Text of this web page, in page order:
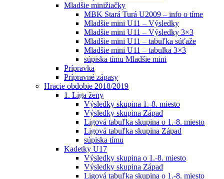
Mladšie minižiačky
MBK Stará Turá U2009 – info o tíme
Mladšie mini U11 – Výsledky
Mladšie mini U11 – Výsledky 3×3
Mladšie mini U11 – tabuľka súťaže
Mladšie mini U11 – tabulka 3×3
súpiska tímu Mladšie mini
Prípravka
Prípravné zápasy
Hracie obdobie 2018/2019
1. Liga ženy
Výsledky skupina 1.-8. miesto
Výsledky skupina Západ
Ligová tabuľka skupina o 1.-8. miesto
Ligová tabuľka skupina Západ
súpiska tímu
Kadetky U17
Výsledky skupina o 1.-8. miesto
Výsledky skupina Západ
Ligová tabuľka skupina o 1.-8. miesto